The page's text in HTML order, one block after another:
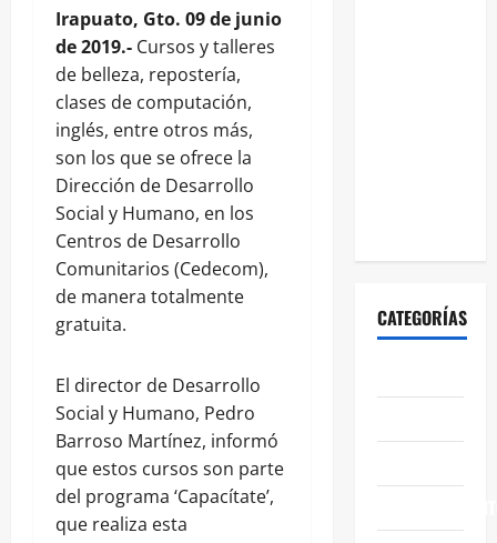
Irapuato, Gto. 09 de junio
de 2019.- Cursos y talleres
de belleza, repostería,
clases de computación,
inglés, entre otros más,
son los que se ofrece la
Dirección de Desarrollo
Social y Humano, en los
Centros de Desarrollo
Comunitarios (Cedecom),
de manera totalmente
gratuita.
El director de Desarrollo
Social y Humano, Pedro
Barroso Martínez, informó
que estos cursos son parte
del programa ‘Capacítate’,
que realiza esta
CATEGORÍAS